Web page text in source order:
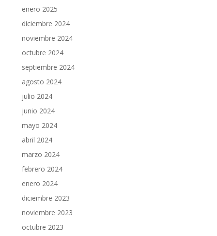
enero 2025
diciembre 2024
noviembre 2024
octubre 2024
septiembre 2024
agosto 2024
julio 2024
junio 2024
mayo 2024
abril 2024
marzo 2024
febrero 2024
enero 2024
diciembre 2023
noviembre 2023
octubre 2023